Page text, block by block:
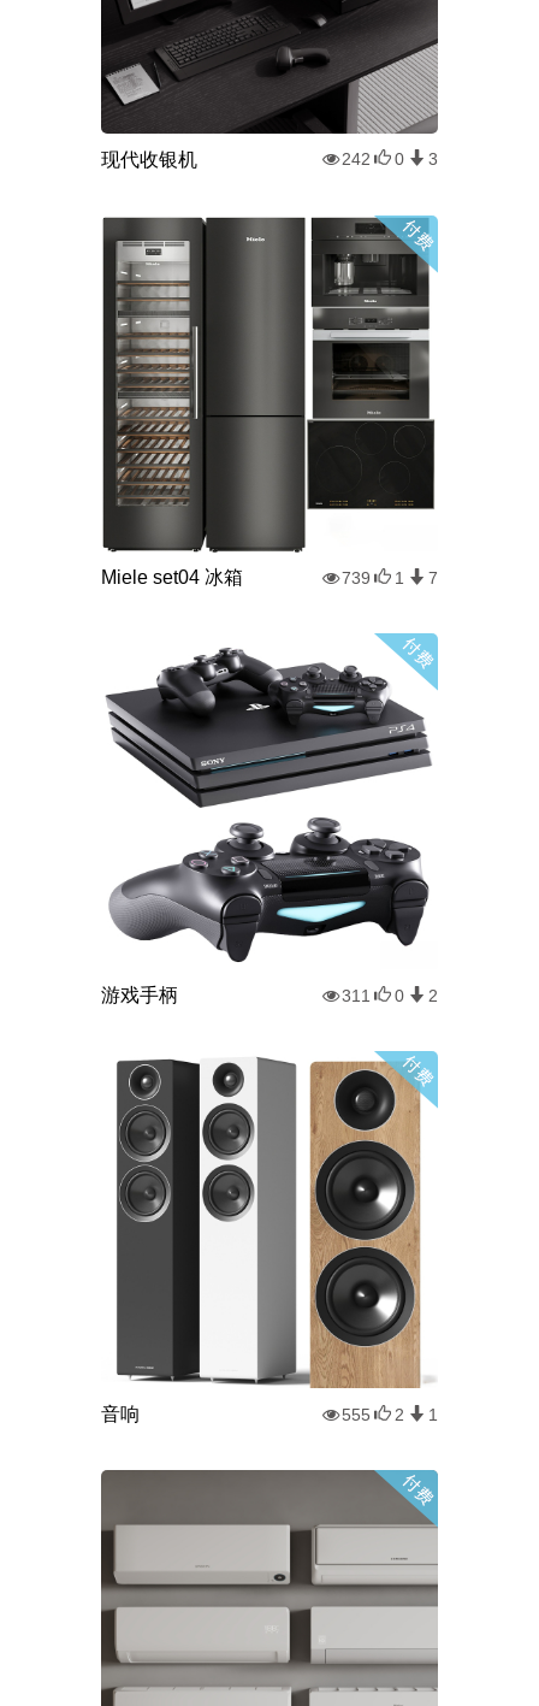
现代收银机 242 0 3
Miele set04 冰箱 739 1 7
游戏手柄 311 0 2
音响 555 2 1